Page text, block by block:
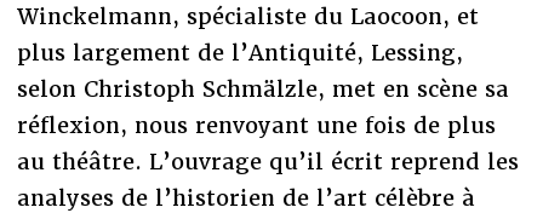
Winckelmann, spécialiste du Laocoon, et
plus largement de l’Antiquité, Lessing,
selon Christoph Schmälzle, met en scène sa
réflexion, nous renvoyant une fois de plus
au théâtre. L’ouvrage qu’il écrit reprend les
analyses de l’historien de l’art célèbre à